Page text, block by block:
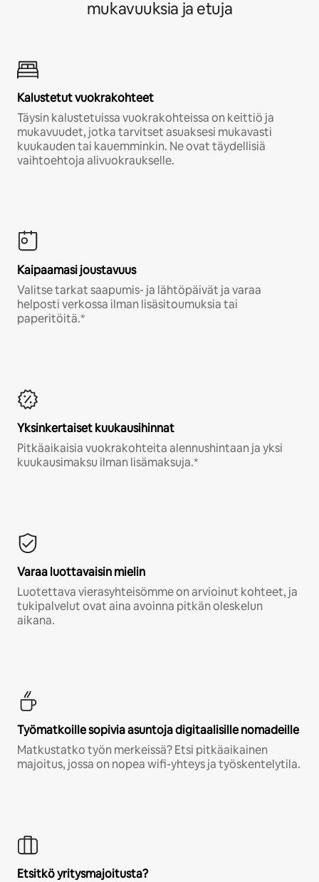
mukavuuksia ja etuja
Kalustetut vuokrakohteet
Täysin kalustetuissa vuokrakohteissa on keittiö ja
mukavuudet, jotka tarvitset asuaksesi mukavasti
kuukauden tai kauemminkin. Ne ovat täydellisiä
vaihtoehtoja alivuokraukselle.
Kaipaamasi joustavuus
Valitse tarkat saapumis- ja lähtöpäivät ja varaa
helposti verkossa ilman lisäsitoumuksia tai
paperitöitä.*
Yksinkertaiset kuukausihinnat
Pitkäaikaisia vuokrakohteita alennushintaan ja yksi
kuukausimaksu ilman lisämaksuja.*
Varaa luottavaisin mielin
Luotettava vierasyhteisömme on arvioinut kohteet, ja
tukipalvelut ovat aina avoinna pitkän oleskelun
aikana.
Työmatkoille sopivia asuntoja digitaalisille nomadeille
Matkustatko työn merkeissä? Etsi pitkäaikainen
majoitus, jossa on nopea wifi-yhteys ja työskentelytila.
Etsitkö yritysmajoitusta?